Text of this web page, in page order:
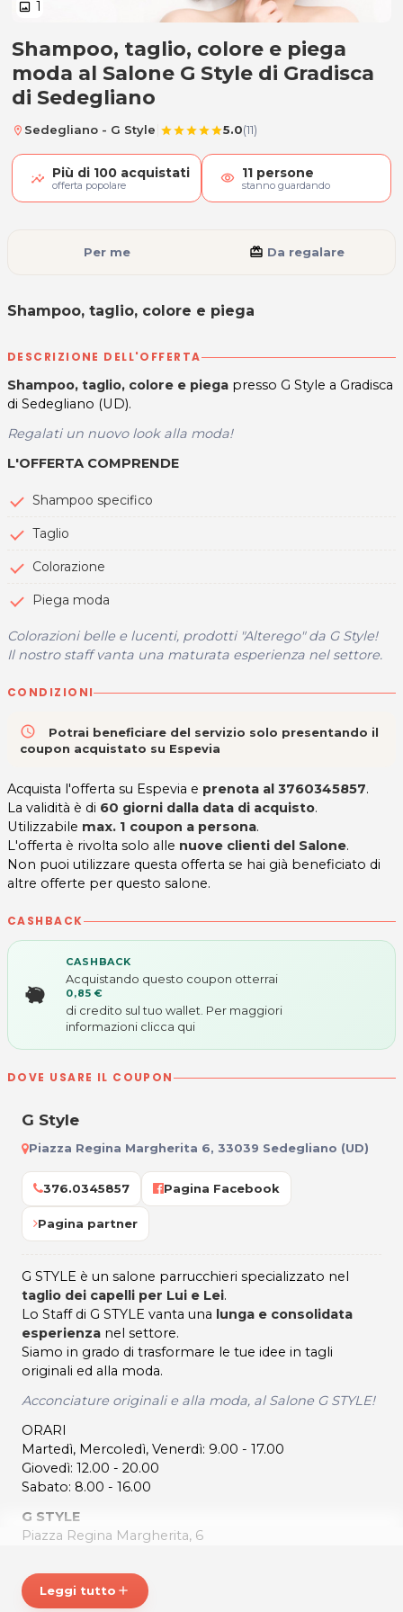
image 1
Shampoo, taglio, colore e piega
Shampoo, taglio, colore e piega
moda al Salone G Style di Gradisca
di Sedegliano
location_on Sedegliano - G Style starstarstarstarstar5.0(11)
Più di 100 acquistati
offerta popolare visibility 11 persone
stanno guardando
Shampoo, taglio, colore e piega
Per me card_giftcard Da regalare
DESCRIZIONE DELL'OFFERTA
Shampoo, taglio, colore e piega presso G Style a Gradisca
di Sedegliano (UD).
Regalati un nuovo look alla moda!
L'OFFERTA COMPRENDE
Shampoo specifico
Taglio
Colorazione
Piega moda
Colorazioni belle e lucenti, prodotti "Alterego" da G Style!
Il nostro staff vanta una maturata esperienza nel settore.
CONDIZIONI
access_time
Potrai beneficiare del servizio solo presentando il
coupon acquistato su Espevia
Acquista l'offerta su Espevia e prenota al 3760345857.
La validità è di 60 giorni dalla data di acquisto.
Utilizzabile max. 1 coupon a persona.
L'offerta è rivolta solo alle nuove clienti del Salone.
Non puoi utilizzare questa offerta se hai già beneficiato di
altre offerte per questo salone.
CASHBACK
CASHBACK
Acquistando questo coupon otterrai
0,85 €
di credito sul tuo wallet. Per maggiori
informazioni clicca qui
DOVE USARE IL COUPON
G Style
Piazza Regina Margherita 6, 33039 Sedegliano (UD)
376.0345857 Pagina Facebook
Pagina partner
G STYLE è un salone parrucchieri specializzato nel
taglio dei capelli per Lui e Lei.
Lo Staff di G STYLE vanta una lunga e consolidata
esperienza nel settore.
Siamo in grado di trasformare le tue idee in tagli
originali ed alla moda.
Acconciature originali e alla moda, al Salone G STYLE!
ORARI
Martedì, Mercoledì, Venerdì: 9.00 - 17.00
Giovedì: 12.00 - 20.00
Sabato: 8.00 - 16.00
G STYLE
Piazza Regina Margherita, 6
Cel. 3760345857
P.IVA 02729600300
Leggi tutto add